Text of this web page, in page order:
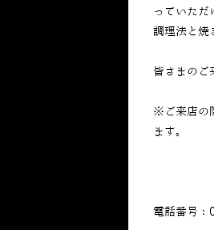
っていただ
調理法と焼
皆さまのご
※ご来店の
ます。
電話番号